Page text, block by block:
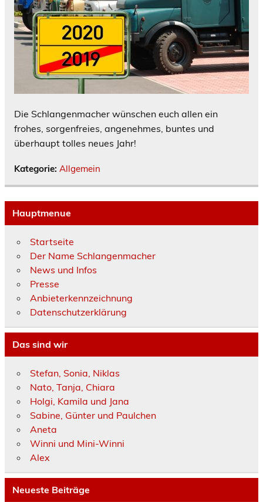
Die Schlangenmacher wünschen euch allen ein
frohes, sorgenfreies, angenehmes, buntes und
überhaupt tolles neues Jahr!
Kategorie: Allgemein
Hauptmenue
Startseite
Der Name Schlangenmacher
News und Infos
Presse
Anbieterkennzeichnung
Datenschutzerklärung
Das sind wir
Stefan, Sonia, Niklas
Nato, Tanja, Chiara
Holgi, Kamila und Jana
Sabine, Günter und Paulchen
Aneta
Winni und Mini-Winni
Alex
Neueste Beiträge